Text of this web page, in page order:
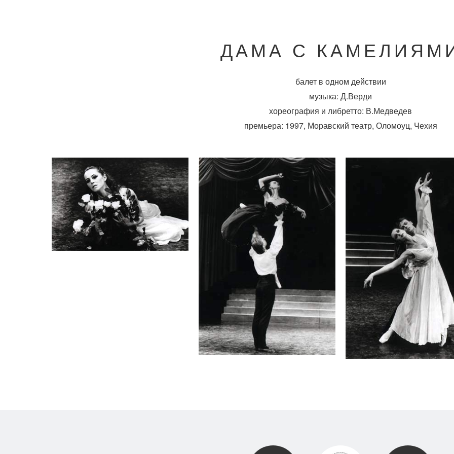
ДАМА С
балет в одном действии
музыка: Д.Верди
хореография и либретто: В.Медведев
премьера: 1997, Моравский театр, Оломоуц, Чехия